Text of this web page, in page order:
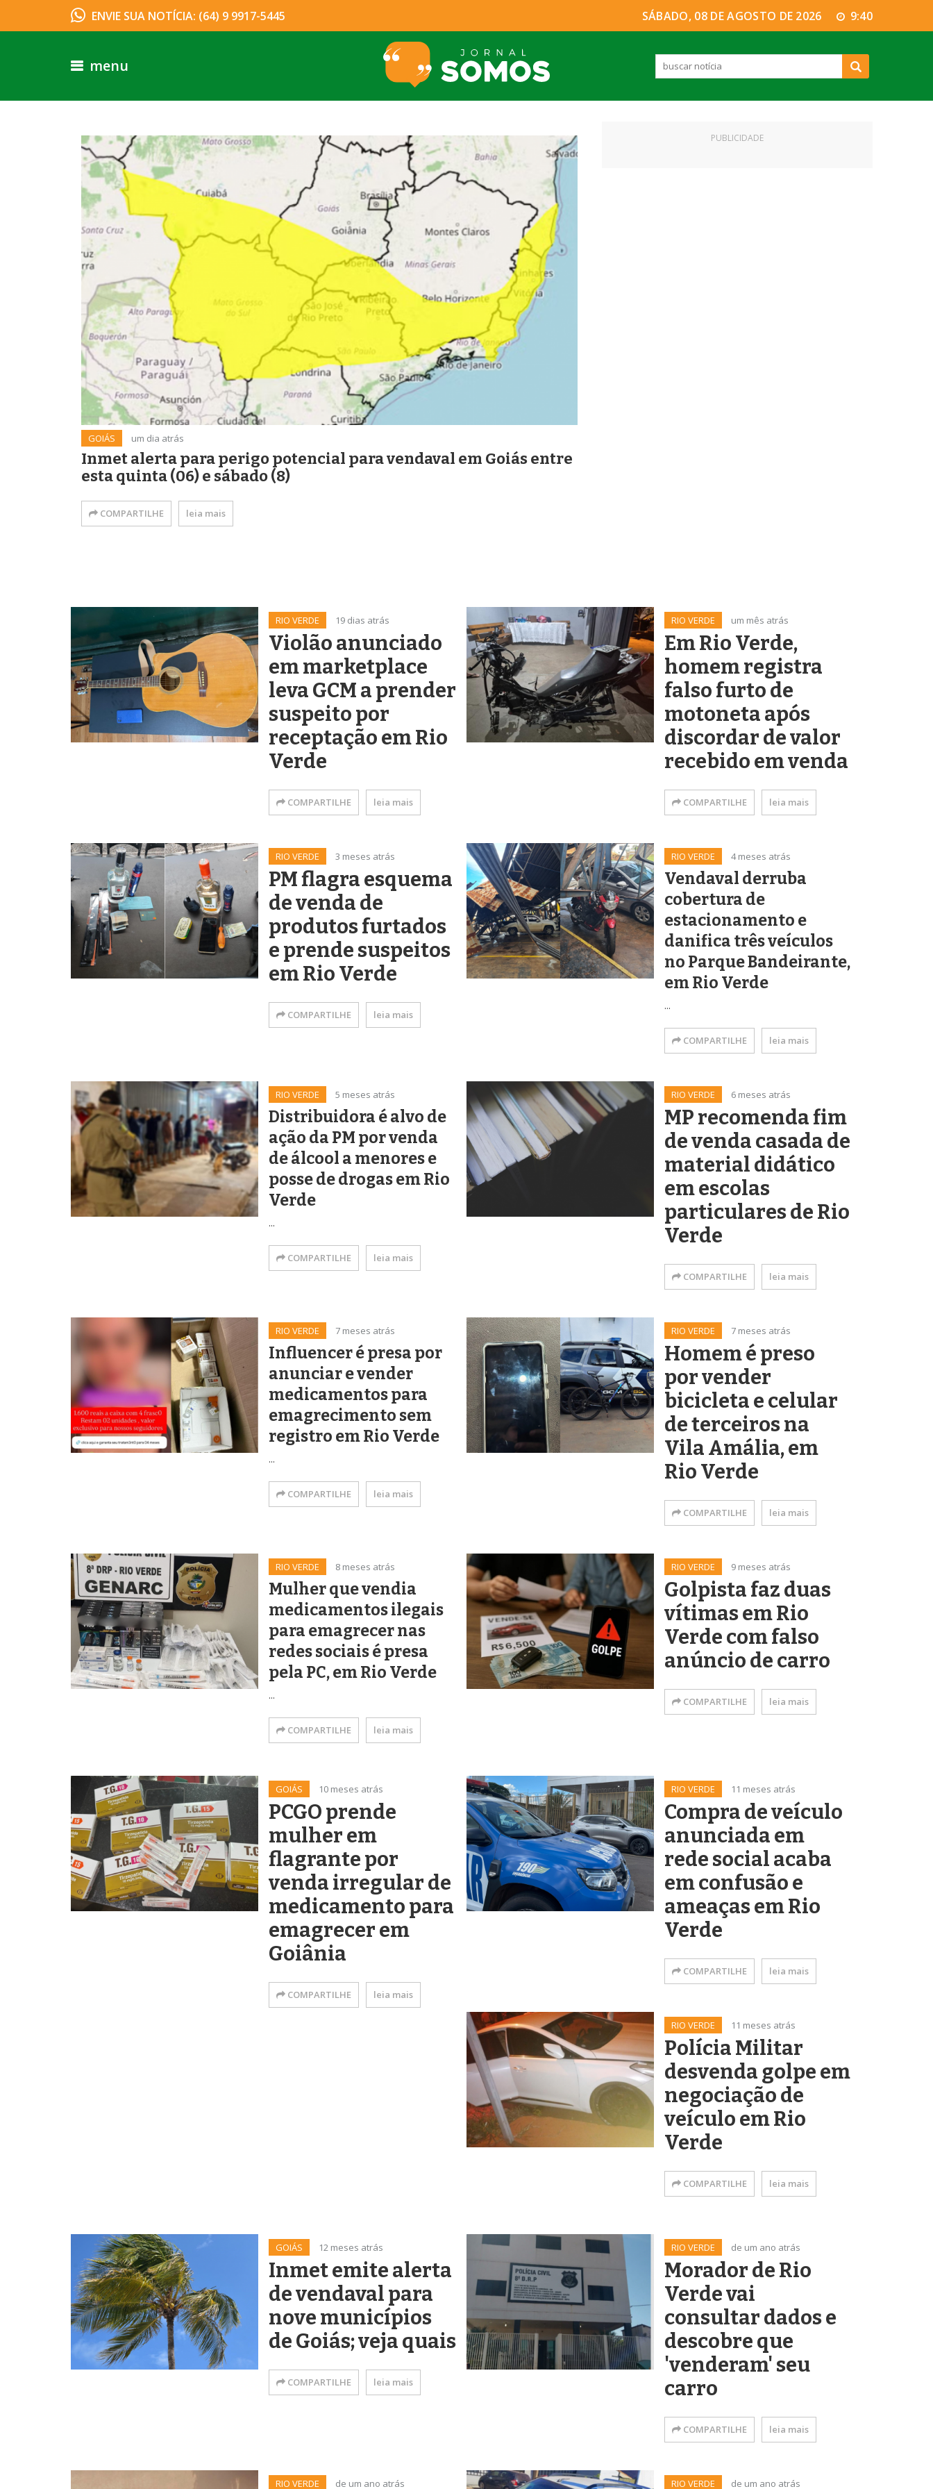
ENVIE SUA NOTÍCIA: (64) 9 9917-5445 SÁBADO, 08 DE AGOSTO DE 2026 9:40
menu
GOIÁS um dia atrás
Inmet alerta para perigo potencial para vendaval em Goiás entre
esta quinta (06) e sábado (8)
COMPARTILHE leia mais
PUBLICIDADE
RIO VERDE 19 dias atrás
Violão anunciado
em marketplace
leva GCM a prender
suspeito por
receptação em Rio
Verde
COMPARTILHE leia mais
RIO VERDE um mês atrás
Em Rio Verde,
homem registra
falso furto de
motoneta após
discordar de valor
recebido em venda
COMPARTILHE leia mais
RIO VERDE 3 meses atrás
PM flagra esquema
de venda de
produtos furtados
e prende suspeitos
em Rio Verde
COMPARTILHE leia mais
RIO VERDE 4 meses atrás
Vendaval derruba
cobertura de
estacionamento e
danifica três veículos
no Parque Bandeirante,
em Rio Verde
...
COMPARTILHE leia mais
RIO VERDE 5 meses atrás
Distribuidora é alvo de
ação da PM por venda
de álcool a menores e
posse de drogas em Rio
Verde
...
COMPARTILHE leia mais
RIO VERDE 6 meses atrás
MP recomenda fim
de venda casada de
material didático
em escolas
particulares de Rio
Verde
COMPARTILHE leia mais
RIO VERDE 7 meses atrás
Influencer é presa por
anunciar e vender
medicamentos para
emagrecimento sem
registro em Rio Verde
...
COMPARTILHE leia mais
RIO VERDE 7 meses atrás
Homem é preso
por vender
bicicleta e celular
de terceiros na
Vila Amália, em
Rio Verde
COMPARTILHE leia mais
RIO VERDE 8 meses atrás
Mulher que vendia
medicamentos ilegais
para emagrecer nas
redes sociais é presa
pela PC, em Rio Verde
...
COMPARTILHE leia mais
RIO VERDE 9 meses atrás
Golpista faz duas
vítimas em Rio
Verde com falso
anúncio de carro
COMPARTILHE leia mais
GOIÁS 10 meses atrás
PCGO prende
mulher em
flagrante por
venda irregular de
medicamento para
emagrecer em
Goiânia
COMPARTILHE leia mais
RIO VERDE 11 meses atrás
Compra de veículo
anunciada em
rede social acaba
em confusão e
ameaças em Rio
Verde
COMPARTILHE leia mais
RIO VERDE 11 meses atrás
Polícia Militar
desvenda golpe em
negociação de
veículo em Rio
Verde
COMPARTILHE leia mais
GOIÁS 12 meses atrás
Inmet emite alerta
de vendaval para
nove municípios
de Goiás; veja quais
COMPARTILHE leia mais
RIO VERDE de um ano atrás
Morador de Rio
Verde vai
consultar dados e
descobre que
'venderam' seu
carro
COMPARTILHE leia mais
RIO VERDE de um ano atrás RIO VERDE de um ano atrás